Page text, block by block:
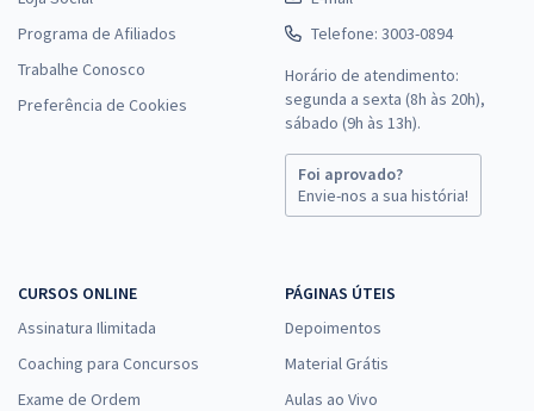
Programa de Afiliados
Trabalhe Conosco
Preferência de Cookies
Telefone: 3003-0894
Horário de atendimento:
segunda a sexta (8h às 20h),
sábado (9h às 13h).
Foi aprovado?
Envie-nos a sua história!
CURSOS ONLINE
Assinatura Ilimitada
Coaching para Concursos
Exame de Ordem
PÁGINAS ÚTEIS
Depoimentos
Material Grátis
Aulas ao Vivo